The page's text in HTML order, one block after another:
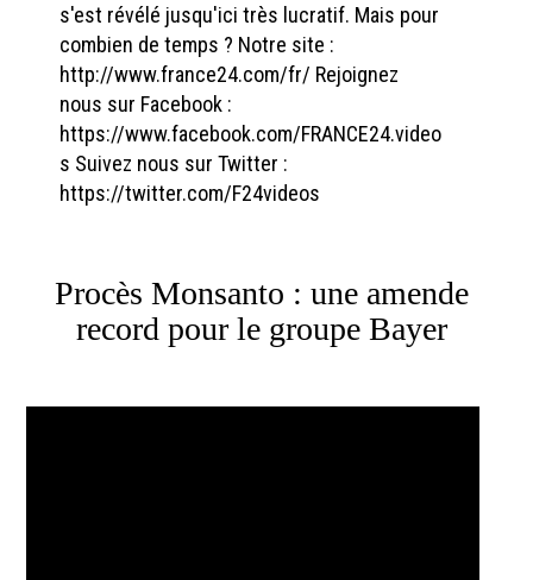
s'est révélé jusqu'ici très lucratif. Mais pour
combien de temps ? Notre site :
http://www.france24.com/fr/ Rejoignez
nous sur Facebook :
https://www.facebook.com/FRANCE24.video
s Suivez nous sur Twitter :
https://twitter.com/F24videos
Procès Monsanto : une amende
record pour le groupe Bayer